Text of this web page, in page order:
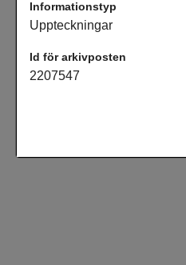
Informationstyp
Uppteckningar
Id för arkivposten
2207547